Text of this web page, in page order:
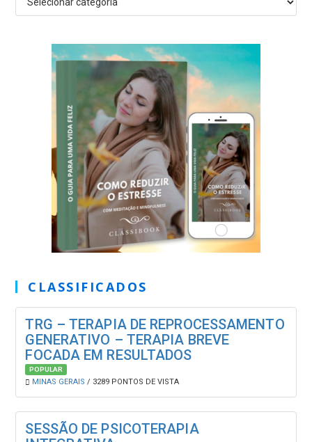
CLASSIFICADOS
TRG – TERAPIA DE REPROCESSAMENTO
GENERATIVO – TERAPIA BREVE
FOCADA EM RESULTADOS
POPULAR
MINAS GERAIS / 3289 PONTOS DE VISTA
SESSÃO DE PSICOTERAPIA